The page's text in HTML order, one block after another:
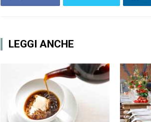
LEGGI ANCHE